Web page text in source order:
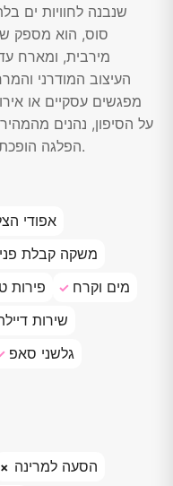
סוס, הוא מספק
העיצוב המודרני
מפגשים עסקיים או
על הסיפון, נהנים
הפלגה הופכת להרפתקה יוקרתית ומלאת אדרנלין.
אפודי
משקה קבלת
פירות
מים וקרח
שירות
גלשני סאפ
הסעה למרינה